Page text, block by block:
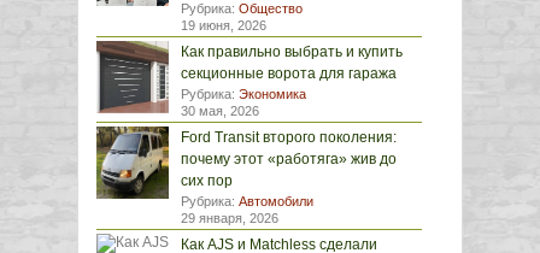
Рубрика: Общество
19 июня, 2026
Как правильно выбрать и купить
секционные ворота для гаража
Рубрика: Экономика
30 мая, 2026
Ford Transit второго поколения:
почему этот «работяга» жив до
сих пор
Рубрика: Автомобили
29 января, 2026
Как AJS и Matchless сделали